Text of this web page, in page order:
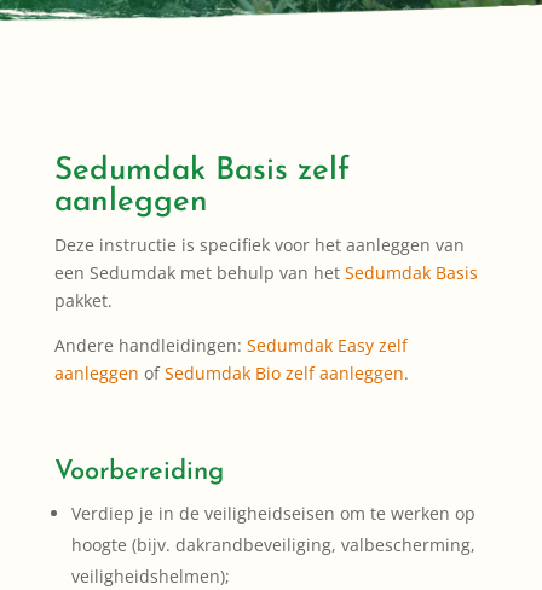
Sedumdak Basis zelf
aanleggen
Deze instructie is specifiek voor het aanleggen van
een Sedumdak met behulp van het Sedumdak Basis
pakket.
Andere handleidingen: Sedumdak Easy zelf
aanleggen ofSedumdak Bio zelf aanleggen.
Voorbereiding
Verdiep je in de veiligheidseisen om te werken op
hoogte (bijv. dakrandbeveiliging, valbescherming,
veiligheidshelmen);